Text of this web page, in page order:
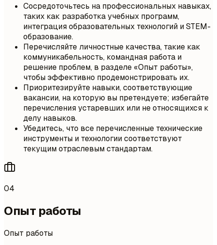
Сосредоточьтесь на профессиональных навыках,
таких как разработка учебных программ,
интеграция образовательных технологий и STEM-
образование.
Перечисляйте личностные качества, такие как
коммуникабельность, командная работа и
решение проблем, в разделе «Опыт работы»,
чтобы эффективно продемонстрировать их.
Приоритезируйте навыки, соответствующие
вакансии, на которую вы претендуете; избегайте
перечисления устаревших или не относящихся к
делу навыков.
Убедитесь, что все перечисленные технические
инструменты и технологии соответствуют
текущим отраслевым стандартам.
04
Опыт работы
Опыт работы